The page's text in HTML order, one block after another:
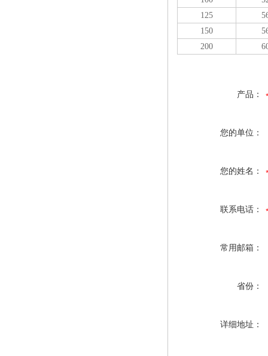
125
150
200
产品：
您的单位：
您的姓名：
联系电话：
常用邮箱：
省份：
详细地址：